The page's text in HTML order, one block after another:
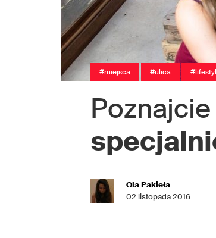
#miejsca #ulica
Ola Pakieła
02 listopada 2016